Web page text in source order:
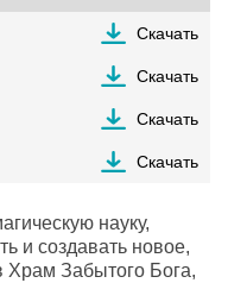
Скачать
Скачать
Скачать
Скачать
науку,
и создавать новое,
Храм Забытого Бога,